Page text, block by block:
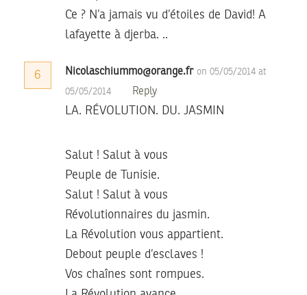
Ce ? N’a jamais vu d’étoiles de David! A
lafayette à djerba. ..
6 Nicolaschiummo@orange.fr on 05/05/2014 at
05/05/2014 Reply
LA. RÉVOLUTION. DU. JASMIN
Salut ! Salut à vous
Peuple de Tunisie.
Salut ! Salut à vous
Révolutionnaires du jasmin.
La Révolution vous appartient.
Debout peuple d’esclaves !
Vos chaînes sont rompues.